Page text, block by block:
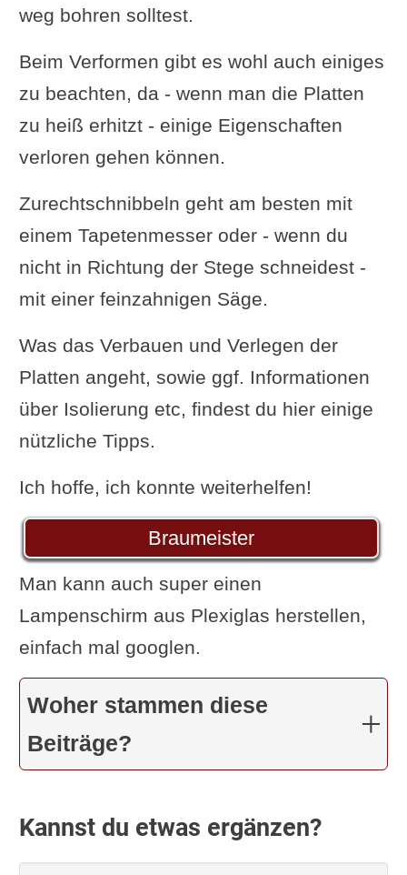
weg bohren solltest.
Beim Verformen gibt es wohl auch einiges
zu beachten, da - wenn man die Platten
zu heiß erhitzt - einige Eigenschaften
verloren gehen können.
Zurechtschnibbeln geht am besten mit
einem Tapetenmesser oder - wenn du
nicht in Richtung der Stege schneidest -
mit einer feinzahnigen Säge.
Was das Verbauen und Verlegen der
Platten angeht, sowie ggf. Informationen
über Isolierung etc, findest du hier einige
nützliche Tipps.
Ich hoffe, ich konnte weiterhelfen!
Braumeister
Man kann auch super einen
Lampenschirm aus Plexiglas herstellen,
einfach mal googlen.
Woher stammen diese
Beiträge?
Kannst du etwas ergänzen?